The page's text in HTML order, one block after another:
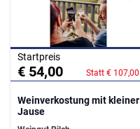
Startpreis
€ 54,00 Statt € 107,00
Weinverkostung mit kleiner
Jause